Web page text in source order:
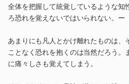
全体を把握して統覚しているような知
ろ恐れを覚えないではいられない。ー
あまりにも凡人とかけ離れたものは、
ことなく恐れを抱くのは当然だろう。
に痛々しさも覚えてしまう。